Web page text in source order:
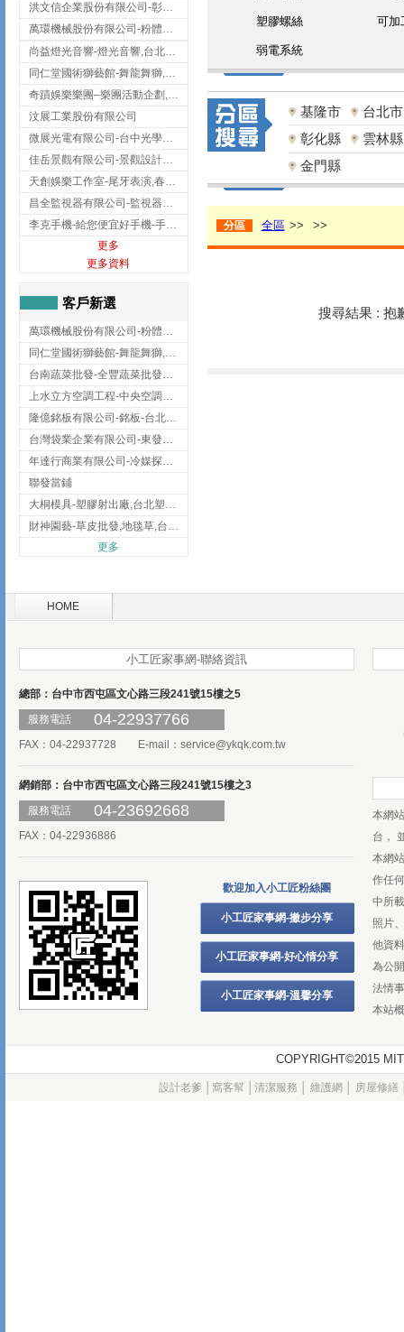
洪文信企業股份有限公司-彰化鋅合金鑄造,彰化五金加工,彰化五金配件
萬環機械股份有限公司-粉體塗裝設備,輸送機,輸送機設備,台南輸送機
尚益燈光音響-燈光音響,台北燈光音響,台北燈光音響出租
同仁堂國術獅藝館-舞龍舞獅,台中舞龍舞獅
奇蹟娛樂樂團–樂團活動企劃,台中樂團表演,台中婚禮樂團
汶展工業股份有限公司
微展光電有限公司-台中光學鍍膜,optical filter taiwan,台灣光學鍍膜
佳岳景觀有限公司-景觀設計公司,台北景觀設計,台北景觀工程,中山區景觀設計
天創娛樂工作室-尾牙表演,春酒表演,板橋尾牙表演
昌全監視器有限公司-監視器安裝,高雄監視器安裝,鳳山區監視器安裝
李克手機-給您便宜好手機-手機收購,屏東手機收購
更多
更多資料
客戶新選
萬環機械股份有限公司-粉體塗裝設備,輸送機,輸送機設備,台南輸送機
同仁堂國術獅藝館-舞龍舞獅,台中舞龍舞獅
台南蔬菜批發-全豐蔬菜批發專送/台南蔬菜箱宅配到府
上水立方空調工程-中央空調規劃,台北中央空調規劃
隆億銘板有限公司-銘板-台北銘板-板橋銘板
台灣袋業企業有限公司-東發企業社/台中太空袋/太空包
年達行商業有限公司-冷媒探漏儀,壓力錶組,真空泵浦,台北冷凍空調材料
聯發當鋪
大桐模具-塑膠射出廠,台北塑膠射出廠
財神園藝-草皮批發,地毯草,台北草,彰化地毯草,彰化台北草
更多
塑膠螺絲 可加
弱電系統
基隆市
台北市
彰化縣
雲林縣
金門縣
分區 全區 >> >>
搜尋結果 : 抱
HOME
小工匠家事網-聯絡資訊
總部：台中市西屯區文心路三段241號15樓之5
服務電話
04-22937766
FAX：04-22937728 E-mail： service@ykqk.com.tw
網銷部：台中市西屯區文心路三段241號15樓之3
服務電話
04-23692668
FAX：04-22936886
歡迎加入小工匠粉絲團
小工匠家事網-撇步分享
小工匠家事網-好心情分享
小工匠家事網-溫馨分享
本網
台，
本網
作任
中所
照片
他資
為公
法情
本站
COPYRIGHT©2015
設計老爹 窩客幫 清潔服務 維護網 房屋修繕